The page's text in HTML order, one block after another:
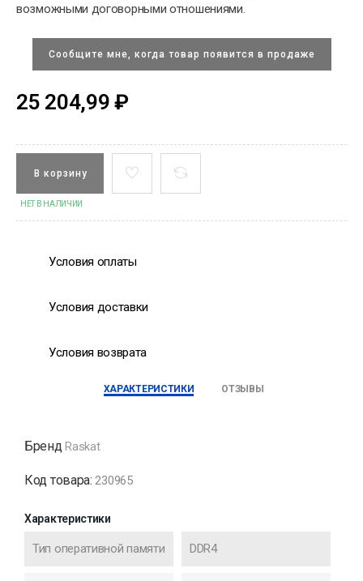
возможными договорными отношениями.
Сообщите мне, когда товар появится в продаже
25 204,99 ₽
В корзину
НЕТ В НАЛИЧИИ
Условия оплаты
Условия доставки
Условия возврата
ХАРАКТЕРИСТИКИ ОТЗЫВЫ
Бренд Raskat
Код товара: 230965
Характеристики
Тип оперативной памяти DDR4